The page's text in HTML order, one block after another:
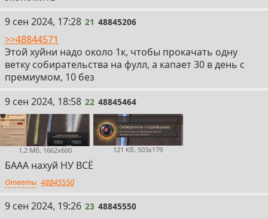
21
9 сен 2024, 17:28 21 48845206
>>48844571
Этой хуйни надо около 1к, чтобы прокачать одну
ветку собирательства на фулл, а капает 30 в день с
премиумом, 10 без
22
9 сен 2024, 18:58 22 48845464
1,2 Мб, 1662x600 121 Кб, 503x179
БААА нахуй НУ ВСЁ
Ответы 48845550
23
9 сен 2024, 19:26 23 48845550